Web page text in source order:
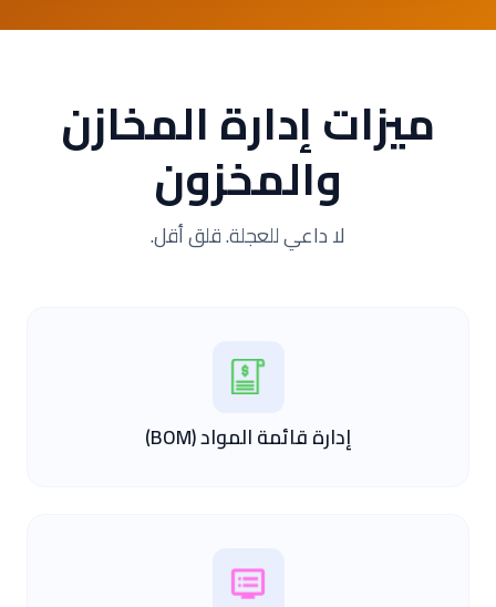
ميزات إدارة المخازن
والمخزون
لا داعي للعجلة. قلق أقل.
إدارة قائمة المواد (BOM)